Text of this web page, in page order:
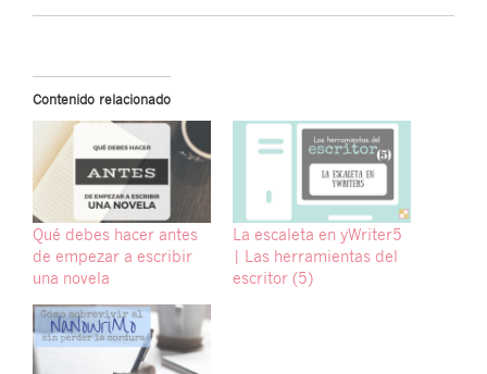
Contenido relacionado
Qué debes hacer antes
de empezar a escribir
una novela
La escaleta en yWriter5
| Las herramientas del
escritor (5)